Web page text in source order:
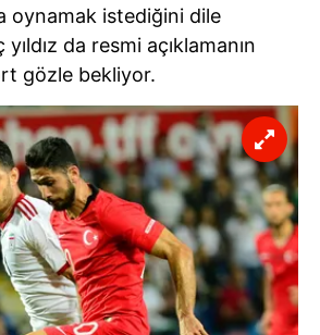
oynamak istediğini dile
da resmi açıklamanın
gözle bekliyor.